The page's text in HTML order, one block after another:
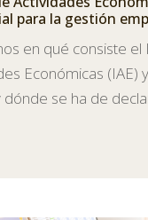
para la gestión
en qué consiste
Económicas (IAE)
se ha de